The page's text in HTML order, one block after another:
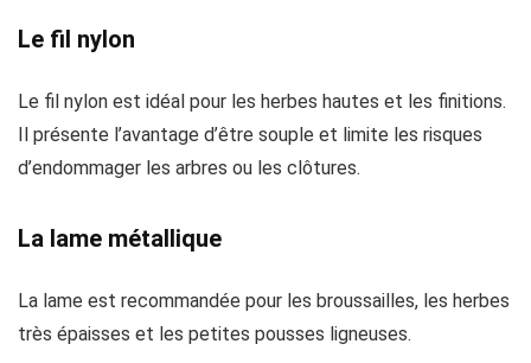
Le fil nylon
Le fil nylon est idéal pour les herbes hautes et les finitions.
Il présente l’avantage d’être souple et limite les risques
d’endommager les arbres ou les clôtures.
La lame métallique
La lame est recommandée pour les broussailles, les herbes
très épaisses et les petites pousses ligneuses.